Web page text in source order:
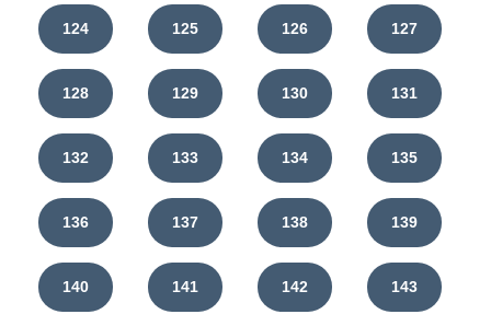
124 125 126 127
128 129 130 131
132 133 134 135
136 137 138 139
140 141 142 143